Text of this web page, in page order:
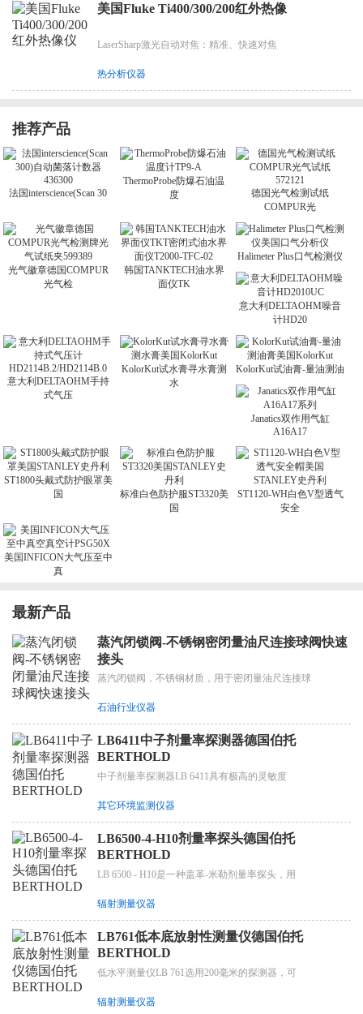
美国Fluke Ti400/300/200红外热像
LaserSharp激光自动对焦：精准、快速对焦
热分析仪器
推荐产品
法国interscience(Scan 30
ThermoProbe防爆石油温
度
德国光气检测试纸
COMPUR光
光气徽章德国COMPUR
光气检
韩国TANKTECH油水界
面仪TK
Halimeter Plus口气检测仪
意大利DELTAOHM噪音
计HD20
意大利DELTAOHM手持
式气压
KolorKut试水膏寻水膏测
水
KolorKut试油膏-量油测油
Janatics双作用气缸
A16A17
ST1800头戴式防护眼罩美
国
标准白色防护服ST3320美
国
ST1120-WH白色V型透气
安全
美国INFICON大气压至中
真
最新产品
蒸汽闭锁阀-不锈钢密闭量油尺连接球阀快速
接头
蒸汽闭锁阀，不锈钢材质，用于密闭量油尺连接球
石油行业仪器
LB6411中子剂量率探测器德国伯托
BERTHOLD
中子剂量率探测器LB 6411具有极高的灵敏度
其它环境监测仪器
LB6500-4-H10剂量率探头德国伯托
BERTHOLD
LB 6500 - H10是一种盖革-米勒剂量率探头，用
辐射测量仪器
LB761低本底放射性测量仪德国伯托
BERTHOLD
低水平测量仪LB 761选用200毫米的探测器，可
辐射测量仪器